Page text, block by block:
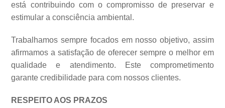
está contribuindo com o compromisso de preservar e
estimular a consciência ambiental.
Trabalhamos sempre focados em nosso objetivo, assim
afirmamos a satisfação de oferecer sempre o melhor em
qualidade e atendimento. Este comprometimento
garante credibilidade para com nossos clientes.
RESPEITO AOS PRAZOS